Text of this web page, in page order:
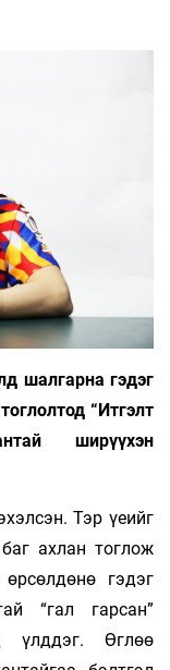
шалгарна гэдэг
“Итгэлт
ширүүхэн
Тэр үеийг
ахлан тоглож
гэдэг
“гал гарсан”
үлддэг. Өглөө